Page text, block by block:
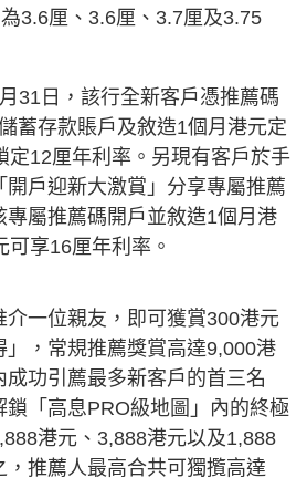
3.6厘、3.6厘、3.7厘及3.75
31日，該行全新客戶憑推薦碼
蓄存款賬戶及敘造1個月港元定
定12厘年利率。另現有客戶於手
戶迎新大激賞」分享專屬推薦
屬推薦碼開戶並敘造1個月港
享16厘年利率。
介一位親友，即可獲賞300港元
，常規推薦獎賞高達9,000港
功引薦最多新客戶的首三名
鎖「高息PRO級地圖」內的終極
港元、3,888港元以及1,888
推薦人最高合共可獨攬高達